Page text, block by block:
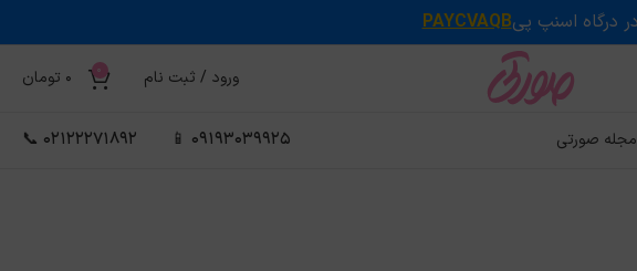
PAYCVAQB
ورود / ثبت نام 0
0 تومان
مجله صورتی 09193039925 📱
02122271892 📞